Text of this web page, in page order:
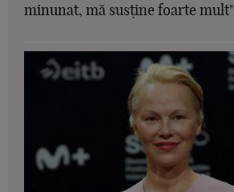
minunat, mă susține foarte mult"